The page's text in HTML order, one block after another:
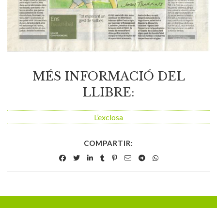
MÉS INFORMACIÓ DEL
LLIBRE:
L’exclosa
COMPARTIR: